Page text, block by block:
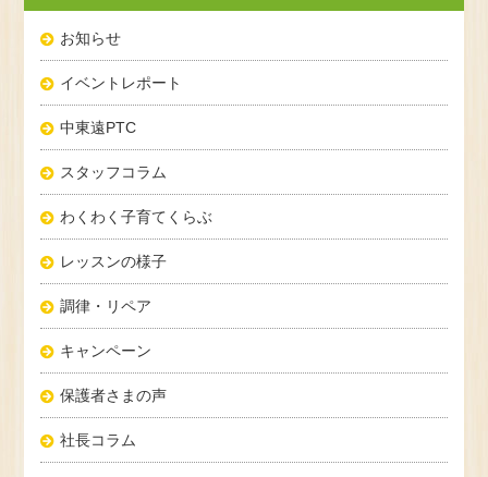
お知らせ
イベントレポート
中東遠PTC
スタッフコラム
わくわく子育てくらぶ
レッスンの様子
調律・リペア
キャンペーン
保護者さまの声
社長コラム